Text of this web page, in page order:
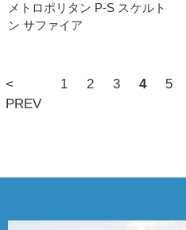
メトロポリタン P-S スケルト
ン サファイア
<
PREV
1 2 3 4 5